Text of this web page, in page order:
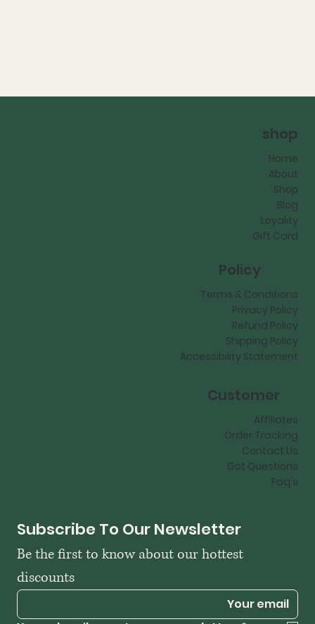
Subscribe To Our Newsletter
Be the first to know about our hottest
discounts
shop
Home
About
Shop
Blog
Loyality
Gift Card
Policy
Terms & Conditions
Privacy Policy
Refund Policy
Shipping Policy
Accessibility Statement
Customer
Affiliates
Order Tracking
Contact Us
Got Questions
Faq's